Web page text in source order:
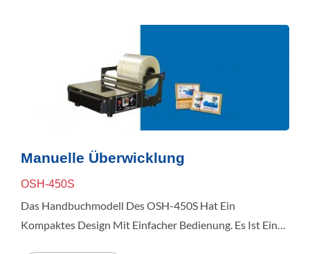
Manuelle Überwicklung
OSH-450S
Das Handbuchmodell Des OSH-450S Hat Ein
Kompaktes Design Mit Einfacher Bedienung. Es Ist Eine